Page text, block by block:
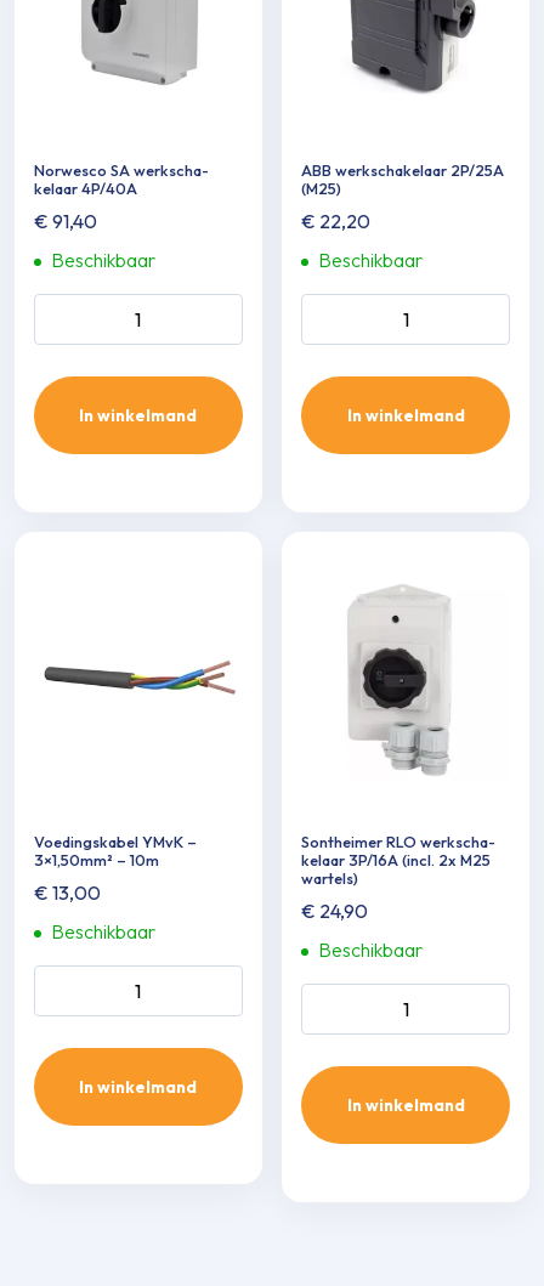
Norwesco SA werkscha­
kelaar 4P/40A
€ 91,40
Beschikbaar
In winkelmand
ABB werkscha­kelaar 2P/25A
(M25)
€ 22,20
Beschikbaar
In winkelmand
Voedingskabel YMvK –
3×1,50mm² – 10m
€ 13,00
Beschikbaar
In winkelmand
Sontheimer RLO werkscha­
kelaar 3P/16A (incl. 2x M25
wartels)
€ 24,90
Beschikbaar
In winkelmand